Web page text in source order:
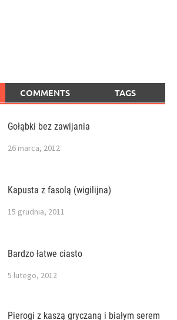
COMMENTS TAGS
Gołąbki bez zawijania
26 marca, 2012
Kapusta z fasolą (wigilijna)
15 grudnia, 2011
Bardzo łatwe ciasto
5 lutego, 2012
Pierogi z kaszą gryczaną i białym serem